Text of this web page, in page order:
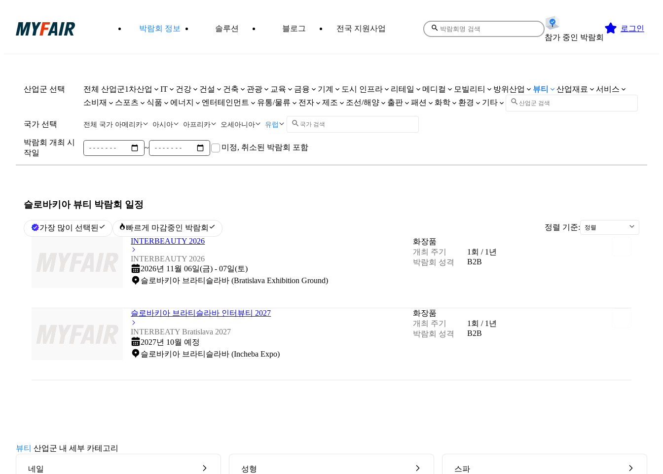
박람회 정보 솔루션 블로그
전국 지원사업
참가 중인 박람회
로그인
산업군 선택 전체 산업군1차산업 IT 건강 건설 건축 관광 교육 금융 기계 도시 인프라 리테일 메디컬 모빌리티 방위산업 뷰티 산업재료
서비스
소비재
스포츠 식품 에너지 엔터테인먼트 유통/물류 전자 제조 조선/해양 출판 패션 화학 환경 기타
국가 선택 전체 국가 아메리카 아시아 아프리카 오세아니아 유럽
박람회 개최 시
작일
~ 미정, 취소된 박람회 포함
슬로바키아 뷰티 박람회 일정
가장 많이 선택된 빠르게 마감중인 박람회 정렬 기준: 정렬
INTERBEAUTY 2026
INTERBEAUTY 2026
2026년 11월 06일(금) - 07일(토)
슬로바키아 브라티슬라바 (Bratislava Exhibition Ground)
화장품
개최 주기
1회 / 1년
박람회 성격
B2B
슬로바키아 브라티슬라바 인터뷰티 2027
INTERBEATY Bratislava 2027
2027년 10월 예정
슬로바키아 브라티슬라바 (Incheba Expo)
화장품
개최 주기
1회 / 1년
박람회 성격
B2B
뷰티 산업군 내 세부 카테고리
네일 성형 스파